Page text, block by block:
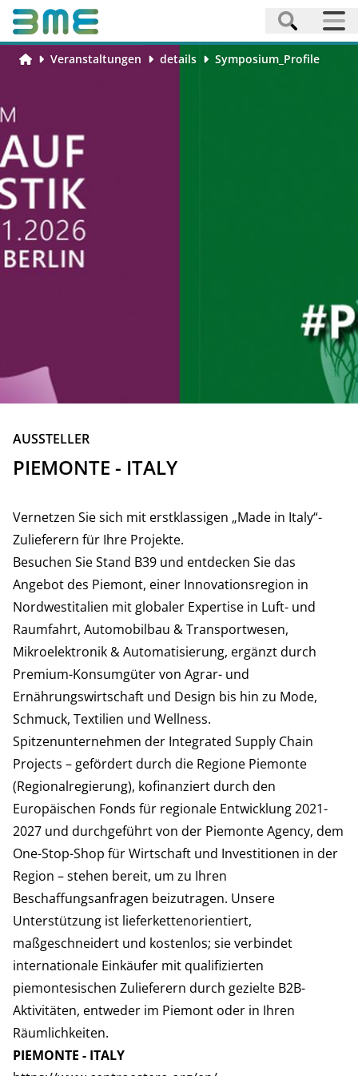
Veranstaltungen details Symposium_Profile
ZURÜCK
AUSSTELLER
PIEMONTE - ITALY
Vernetzen Sie sich mit erstklassigen „Made in Italy“-
Zulieferern für Ihre Projekte.
Besuchen Sie Stand B39 und entdecken Sie das
Angebot des Piemont, einer Innovationsregion in
Nordwestitalien mit globaler Expertise in Luft- und
Raumfahrt, Automobilbau & Transportwesen,
Mikroelektronik & Automatisierung, ergänzt durch
Premium-Konsumgüter von Agrar- und
Ernährungswirtschaft und Design bis hin zu Mode,
Schmuck, Textilien und Wellness.
Spitzenunternehmen der Integrated Supply Chain
Projects – gefördert durch die Regione Piemonte
(Regionalregierung), kofinanziert durch den
Europäischen Fonds für regionale Entwicklung 2021-
2027 und durchgeführt von der Piemonte Agency, dem
One-Stop-Shop für Wirtschaft und Investitionen in der
Region – stehen bereit, um zu Ihren
Beschaffungsanfragen beizutragen. Unsere
Unterstützung ist lieferkettenorientiert,
maßgeschneidert und kostenlos; sie verbindet
internationale Einkäufer mit qualifizierten
piemontesischen Zulieferern durch gezielte B2B-
Aktivitäten, entweder im Piemont oder in Ihren
Räumlichkeiten.
PIEMONTE - ITALY